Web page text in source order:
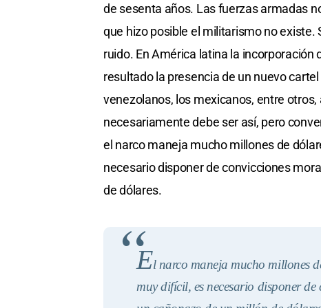
de sesenta años. Las fuerzas armadas
que hizo posible el militarismo no
ruido. En América latina la
resultado la presencia de un nuevo
venezolanos, los mexicanos, entre
necesariamente debe ser así, pero
el narco maneja mucho millones de
necesario disponer de convicciones
de dólares.
Elnarco maneja mucho millones
muy difícil, es necesario disponer